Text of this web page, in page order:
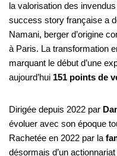
la valorisation des
success story française a
Namani, berger d’origine
à Paris. La transformation
marquant le début d’une
aujourd’hui 151 points de
Dirigée depuis 2022 par
évoluer avec son époque
Rachetée en 2022 par la
désormais d’un